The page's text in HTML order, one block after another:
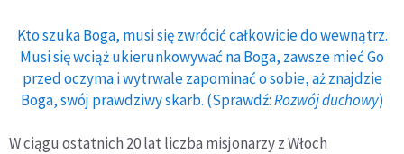
Kto szuka Boga, musi się zwrócić całkowicie do wewnątrz.
Musi się wciąż ukierunkowywać na Boga, zawsze mieć Go
przed oczyma i wytrwale zapominać o sobie, aż znajdzie
Boga, swój prawdziwy skarb. (Sprawdź:Rozwój duchowy)
W ciągu ostatnich 20 lat liczba misjonarzy z Włoch